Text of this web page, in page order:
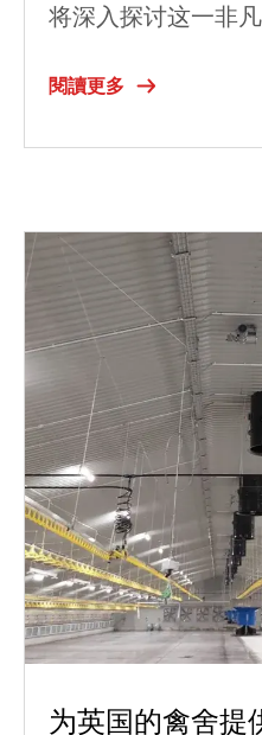
将深入探讨这一非凡
閱讀更多
为英国的禽舍提